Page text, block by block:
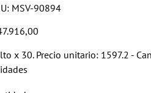
SKU
MSV-
MSV-90894
x 30. Precio unitario: 1597.2 -